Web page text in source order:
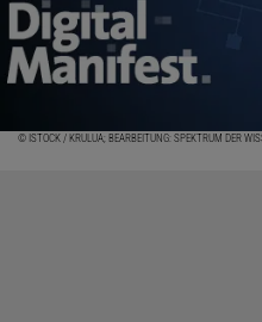
© ISTOCK / KRULUA; BEARBEITUNG: SPEKTRUM DER